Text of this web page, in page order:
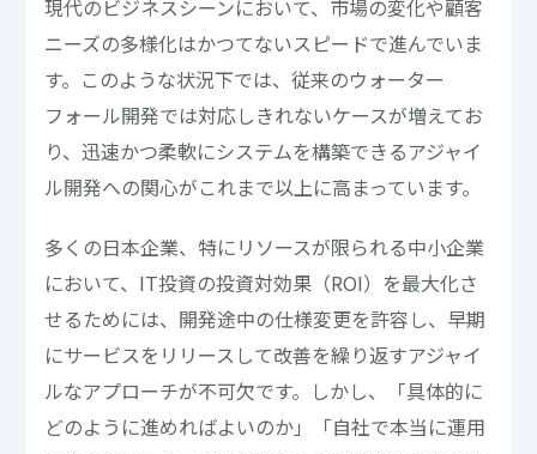
現代のビジネスシーンにおいて、市場の変化や顧客
ニーズの多様化はかつてないスピードで進んでいま
す。このような状況下では、従来のウォーター
フォール開発では対応しきれないケースが増えてお
り、迅速かつ柔軟にシステムを構築できるアジャイ
ル開発への関心がこれまで以上に高まっています。
多くの日本企業、特にリソースが限られる中小企業
において、IT投資の投資対効果（ROI）を最大化さ
せるためには、開発途中の仕様変更を許容し、早期
にサービスをリリースして改善を繰り返すアジャイ
ルなアプローチが不可欠です。しかし、「具体的に
どのように進めればよいのか」「自社で本当に運用